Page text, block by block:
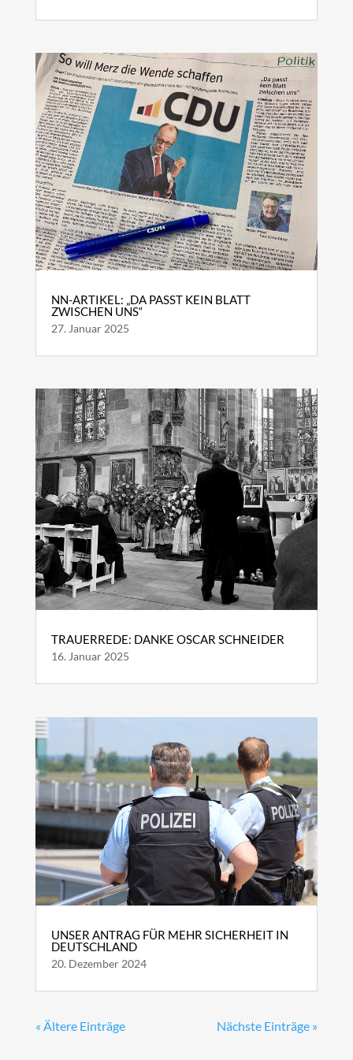
NN-ARTIKEL: „DA PASST KEIN BLATT
ZWISCHEN UNS“
27. Januar 2025
TRAUERREDE: DANKE OSCAR SCHNEIDER
16. Januar 2025
UNSER ANTRAG FÜR MEHR SICHERHEIT IN
DEUTSCHLAND
20. Dezember 2024
« Ältere Einträge Nächste Einträge »